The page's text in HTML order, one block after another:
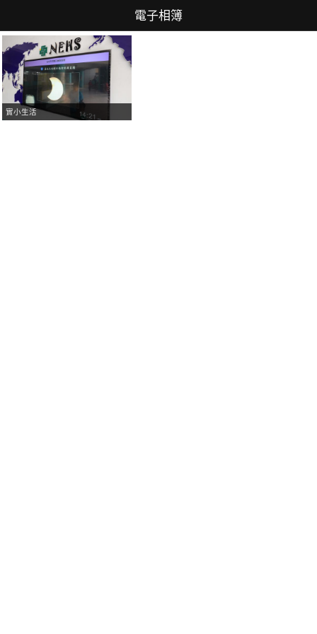
電子相簿
實小生活